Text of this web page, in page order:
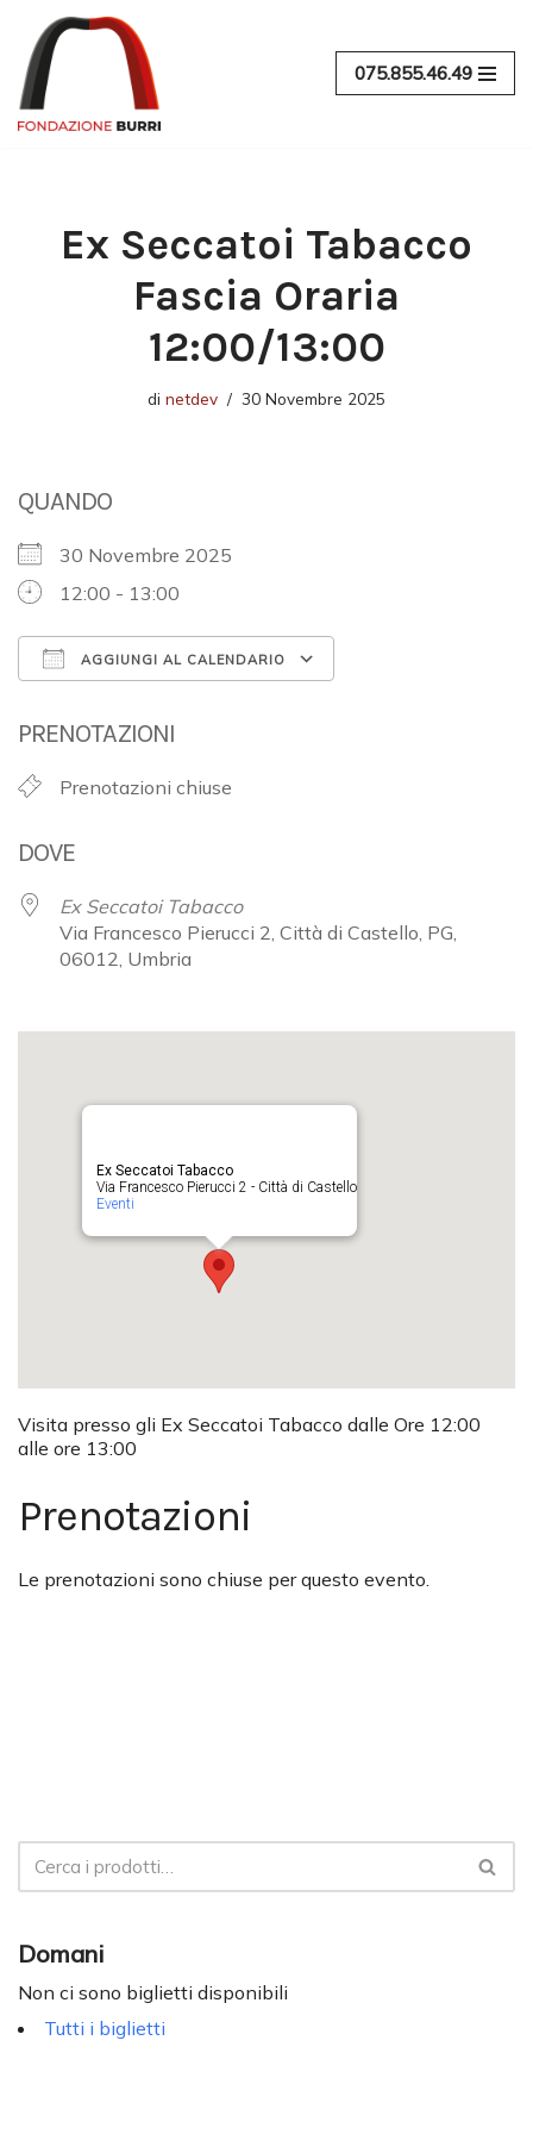
Vai
al
contenuto
075.855.46.49
Ex Seccatoi Tabacco
Fascia Oraria
12:00/13:00
di netdev 30 Novembre 2025
QUANDO
30 Novembre 2025
12:00 - 13:00
AGGIUNGI AL CALENDARIO
PRENOTAZIONI
Prenotazioni chiuse
DOVE
Ex Seccatoi Tabacco
Via Francesco Pierucci 2, Città di Castello, PG,
06012, Umbria
Ex Seccatoi Tabacco
Via Francesco Pierucci 2 - Città di Castello
Eventi
Visita presso gli Ex Seccatoi Tabacco dalle Ore 12:00
alle ore 13:00
Prenotazioni
Le prenotazioni sono chiuse per questo evento.
Domani
Non ci sono biglietti disponibili
Tutti i biglietti